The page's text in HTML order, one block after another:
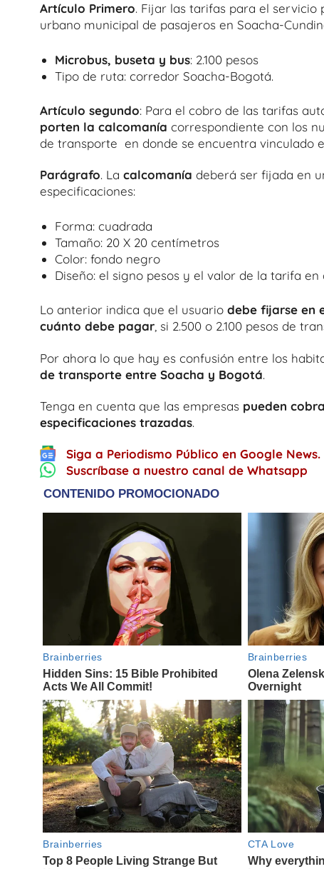
Artículo Primero. Fijar las tarifas para el
urbano municipal de pasajeros en Soacha-
Microbus, buseta y bus: 2.100 pesos
Tipo de ruta: corredor Soacha-Bogotá.
Artículo segundo: Para el cobro de las tarifas
porten la calcomanía correspondiente con los
de transporte en donde se encuentra vinculado
Parágrafo. La calcomanía deberá ser fijada en
especificaciones:
Forma: cuadrada
Tamaño: 20 X 20 centímetros
Color: fondo negro
Diseño: el signo pesos y el valor de la tarifa
Lo anterior indica que el usuario debe fijarse en
cuánto debe pagar, si 2.500 o 2.100 pesos de
Por ahora lo que hay es confusión entre los
de transporte entre Soacha y Bogotá.
Tenga en cuenta que las empresas pueden
especificaciones trazadas.
Siga a Periodismo Público en Google News.
Suscríbase a nuestro canal de Whatsapp